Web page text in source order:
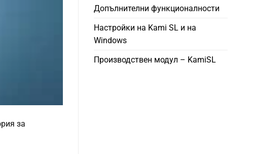
за
Допълнителни функционалности
Настройки на Kami SL и на
Windows
Производствен модул – KamiSL